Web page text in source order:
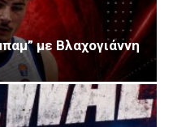
με Βλαχογιάννη